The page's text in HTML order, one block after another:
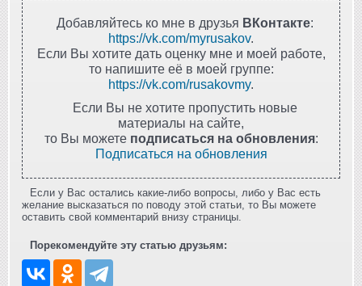
Добавляйтесь ко мне в друзья ВКонтакте:
https://vk.com/myrusakov.
Если Вы хотите дать оценку мне и моей работе,
то напишите её в моей группе:
https://vk.com/rusakovmy.
Если Вы не хотите пропустить новые
материалы на сайте,
то Вы можете подписаться на обновления:
Подписаться на обновления
Если у Вас остались какие-либо вопросы, либо у Вас есть
желание высказаться по поводу этой статьи, то Вы можете
оставить свой комментарий внизу страницы.
Порекомендуйте эту статью друзьям: